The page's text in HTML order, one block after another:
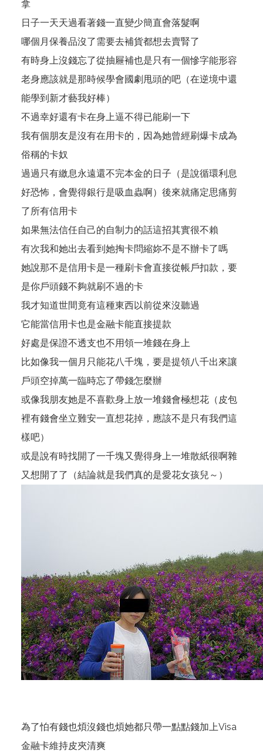
拿
日子一天天過看著錢一直變少簡直會落髮啊
哪個月保養品沒了需要去補貨都想去賣腎了
有時身上沒錢忘了從抽屜補也是只有一個慘字能形容
老身應該就是那時候學會國劇甩頭的吧（在逆境中還
能學到新才藝我好棒）
不過幸好還有卡在身上逼不得已能刷一下
我有個朋友是沒有在用卡的，因為她曾經刷爆卡成為
俗稱的卡奴
過過只有繳息永遠還不完本金的日子（是說循環利息
好恐怖，會覺得銀行是吸血蟲啊）後來就痛定思痛剪
了所有信用卡
如果無法信任自己的自制力的話這招其實很不賴
有次我和她出去看到她掏卡問縮妳不是不辦卡了嗎
她說那不是信用卡是一種刷卡會直接從帳戶扣款，要
是你戶頭錢不夠就刷不過的卡
我才知道世間竟有這種東西以前從來沒聽過
它能當信用卡也是金融卡能直接提款
好處是保證不透支也不用領一堆錢在身上
比如像我一個月只能花八千塊，要是提領八千出來讓
戶頭空掉萬一臨時忘了帶錢怎麼辦
或像我朋友她是不喜歡身上放一堆錢會極想花（皮包
裡有錢會坐立難安一直想花掉，應該不是只有我們這
樣吧）
或是說有時找開了一千塊又覺得身上一堆散紙很啊雜
又想開了了（結論就是我們真的是愛花女孩兒～）
為了怕有錢也煩沒錢也煩她都只帶一點點錢加上Visa
金融卡維持皮夾清爽